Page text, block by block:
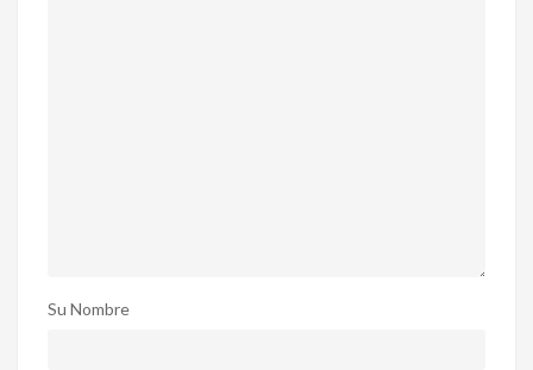
Su Nombre